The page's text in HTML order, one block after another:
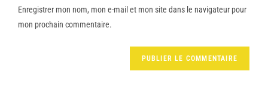
Enregistrer mon nom, mon e-mail et mon site dans le navigateur pour
mon prochain commentaire.